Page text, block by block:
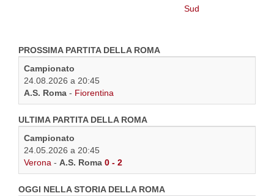
PROSSIMA PARTITA DELLA ROMA
Campionato
24.08.2026 a 20:45
A.S. Roma - Fiorentina
ULTIMA PARTITA DELLA ROMA
Campionato
24.05.2026 a 20:45
Verona - A.S. Roma 0 - 2
OGGI NELLA STORIA DELLA ROMA